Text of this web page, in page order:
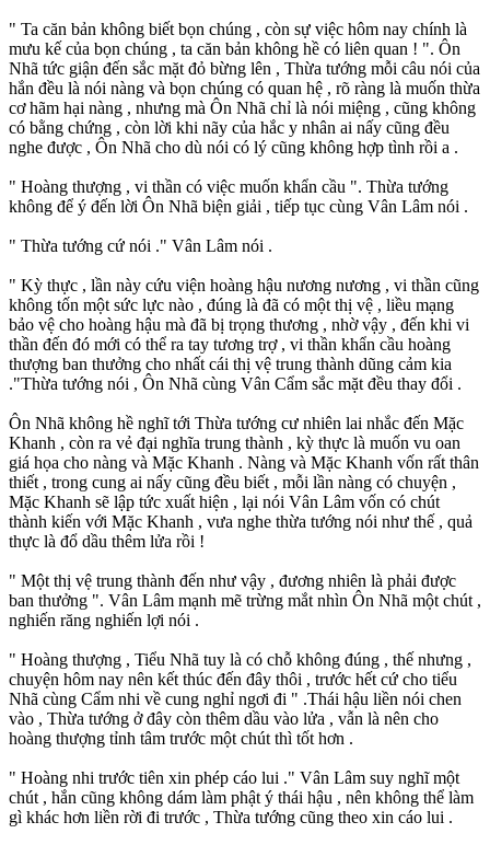
" Ta căn bản không biết bọn chúng , còn sự việc hôm nay chính là
mưu kế của bọn chúng , ta căn bản không hề có liên quan ! ". Ôn
Nhã tức giận đến sắc mặt đỏ bừng lên , Thừa tướng mỗi câu nói của
hắn đều là nói nàng và bọn chúng có quan hệ , rõ ràng là muốn thừa
cơ hãm hại nàng , nhưng mà Ôn Nhã chỉ là nói miệng , cũng không
có bằng chứng , còn lời khi nãy của hắc y nhân ai nấy cũng đều
nghe được , Ôn Nhã cho dù nói có lý cũng không hợp tình rồi a .
" Hoàng thượng , vi thần có việc muốn khẩn cầu ". Thừa tướng
không để ý đến lời Ôn Nhã biện giải , tiếp tục cùng Vân Lâm nói .
" Thừa tướng cứ nói ." Vân Lâm nói .
" Kỳ thực , lần này cứu viện hoàng hậu nương nương , vi thần cũng
không tốn một sức lực nào , đúng là đã có một thị vệ , liều mạng
bảo vệ cho hoàng hậu mà đã bị trọng thương , nhờ vậy , đến khi vi
thần đến đó mới có thể ra tay tương trợ , vi thần khẩn cầu hoàng
thượng ban thưởng cho nhất cái thị vệ trung thành dũng cảm kia
."Thừa tướng nói , Ôn Nhã cùng Vân Cẩm sắc mặt đều thay đổi .
Ôn Nhã không hề nghĩ tới Thừa tướng cư nhiên lai nhắc đến Mặc
Khanh , còn ra vẻ đại nghĩa trung thành , kỳ thực là muốn vu oan
giá họa cho nàng và Mặc Khanh . Nàng và Mặc Khanh vốn rất thân
thiết , trong cung ai nấy cũng đều biết , mỗi lần nàng có chuyện ,
Mặc Khanh sẽ lập tức xuất hiện , lại nói Vân Lâm vốn có chút
thành kiến với Mặc Khanh , vưa nghe thừa tướng nói như thế , quả
thực là đổ dầu thêm lửa rồi !
" Một thị vệ trung thành đến như vậy , đương nhiên là phải được
ban thưởng ". Vân Lâm mạnh mẽ trừng mắt nhìn Ôn Nhã một chút ,
nghiến răng nghiến lợi nói .
" Hoàng thượng , Tiểu Nhã tuy là có chỗ không đúng , thế nhưng ,
chuyện hôm nay nên kết thúc đến đây thôi , trước hết cứ cho tiểu
Nhã cùng Cẩm nhi về cung nghỉ ngơi đi " .Thái hậu liền nói chen
vào , Thừa tướng ở đây còn thêm dầu vào lửa , vẫn là nên cho
hoàng thượng tỉnh tâm trước một chút thì tốt hơn .
" Hoàng nhi trước tiên xin phép cáo lui ." Vân Lâm suy nghĩ một
chút , hắn cũng không dám làm phật ý thái hậu , nên không thể làm
gì khác hơn liền rời đi trước , Thừa tướng cũng theo xin cáo lui .